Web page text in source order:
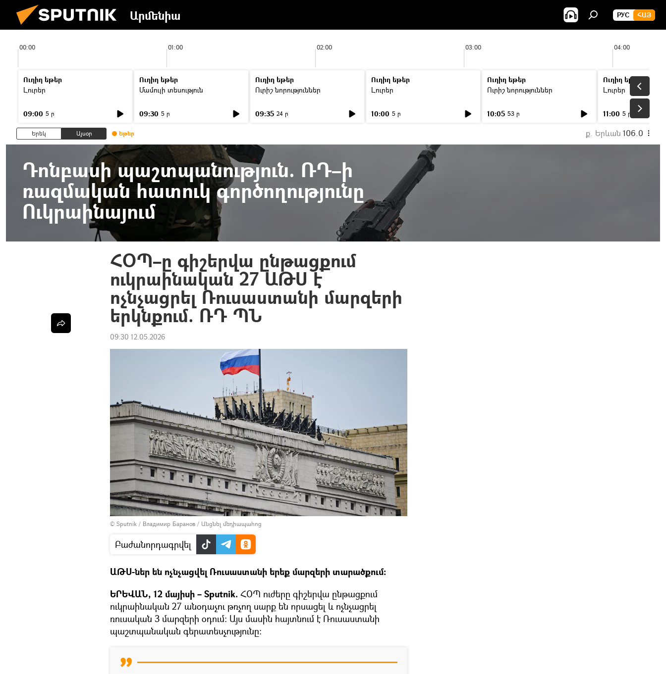
Արմենիա РУС ՀԱՅ
00:00 01:00 02:00 03:00 04:00
Ուղիղ եթեր
Լուրեր
09:00 5 ր
Ուղիղ եթեր
Մամուլի տեսություն
09:30 5 ր
Ուղիղ եթեր
Ուրիշ նորություններ
09:35 24 ր
Ուղիղ եթեր
Լուրեր
10:00 5 ր
Ուղիղ եթեր
Ուրիշ նորություններ
10:05 53 ր
Ուղիղ եթեր
Լուրեր
11:00 5 ր
Երեկ Այսօր Եթեր ք. Երևան 106.0
Դոնբասի պաշտպանություն. ՌԴ–ի
ռազմական հատուկ գործողությունը
Ուկրաինայում
ՀՕՊ–ը գիշերվա ընթացքում
ուկրաինական 27 ԱԹՍ է
ոչնչացրել Ռուսաստանի մարզերի
երկնքում. ՌԴ ՊՆ
09:30 12.05.2026
© Sputnik / Владимир Баранов / Անցնել մեդիապահոց
Բաժանորդագրվել
ԱԹՍ-ներ են ոչնչացվել Ռուսաստանի երեք մարզերի տարածքում:
ԵՐԵՎԱՆ, 12 մայիսի – Sputnik. ՀՕՊ ուժերը գիշերվա ընթացքում
ուկրաինական 27 անօդաչու թռչող սարք են որսացել և ոչնչացրել
ռուսական 3 մարզերի օդում։ Այս մասին հայտնում է Ռուսաստանի
պաշտպանական գերատեսչությունը։